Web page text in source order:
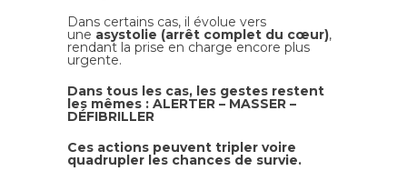
Dans certains cas, il évolue vers
une asystolie (arrêt complet du cœur),
rendant la prise en charge encore plus
urgente.
Dans tous les cas, les gestes restent
les mêmes : ALERTER – MASSER –
DÉFIBRILLER
Ces actions peuvent tripler voire
quadrupler les chances de survie.